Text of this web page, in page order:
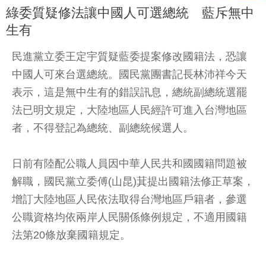
綠委質疑修法讓中國人可選總統 藍斥無中
生有
民進黨立委王定宇質疑藍委提案修改國籍法，恐讓
中國人可來台選總統。國民黨團書記長林沛祥今天
表示，這是無中生有的錯誤訊息，總統副總統選罷
法已明文規定，大陸地區人民經許可進入台灣地區
者，不得登記為總統、副總統候選人。
日前有陸配公職人員因中華人民共和國國籍問題被
解職，國民黨立委傅(山昆)萁提出國籍法修正草案，
增訂大陸地區人民依法取得台灣地區戶籍者，參選
公職資格均依兩岸人民關係條例規定，不適用國籍
法第20條放棄國籍規定。